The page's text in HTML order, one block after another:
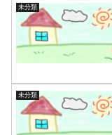
未分類
未分類